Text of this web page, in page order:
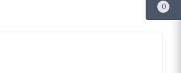
0